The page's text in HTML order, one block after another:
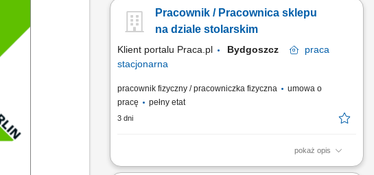
materiałach) dbając o jakość i terminowość wykonania;
utrzymywanie porządku w strefie stolarskiej, przestrzeganie
Pracownik / Pracownica sklepu
na dziale stolarskim
Klient portalu Praca.pl Bydgoszcz
praca
stacjonarna
pracownik fizyczny / pracowniczka fizyczna
umowa o
pracę
pełny etat
3 dni
pokaż opis
Profesjonalna obróbka materiałów drzewnych, w tym